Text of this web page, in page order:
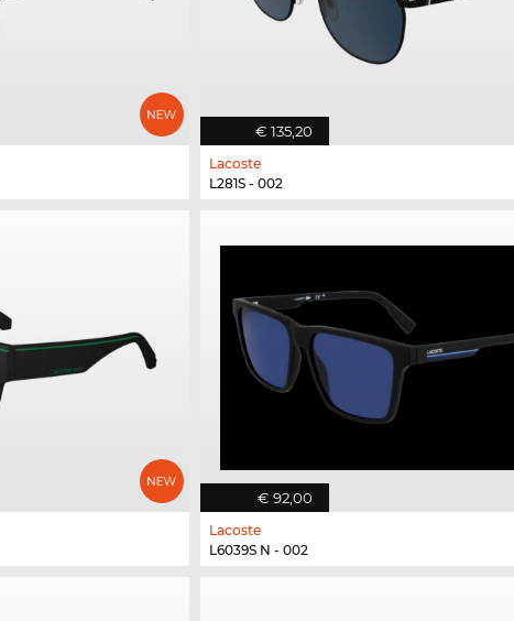
€ 135,20
Lacoste
L281S - 002
€ 92,00
Lacoste
L6039S N - 002